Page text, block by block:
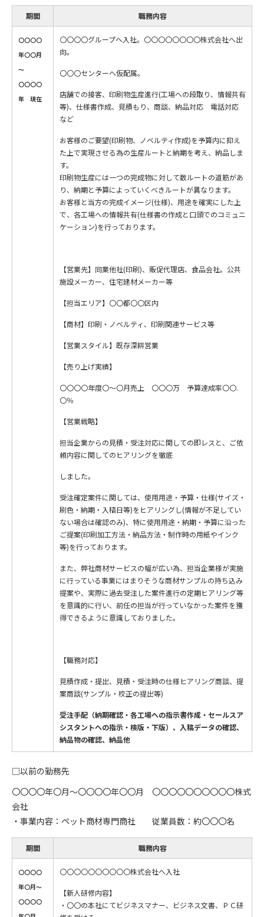
期間 職務内容
〇〇〇〇
年〇〇月
～
〇〇〇〇
年 現在
〇〇〇〇グループへ入社。〇〇〇〇〇〇〇〇株式会社へ出
向。
〇〇〇センターへ仮配属。
店舗での接客、印刷物生産進行(工場への段取り、情報共有
等)、仕様書作成、見積もり、商談、納品対応 電話対応
など
お客様のご要望(印刷物、ノベルティ作成)を予算内に抑え
た上で実現させる為の生産ルートと納期を考え、納品しま
す。
印刷物生産には一つの完成物に対して数ルートの道筋があ
り、納期と予算によっていくべきルートが異なります。
お客様と当方の完成イメージ(仕様)、用途を確実にした上
で、各工場への情報共有(仕様書の作成と口頭でのコミュニ
ケーション)を行っております。
【営業先】同業他社(印刷)、販促代理店、食品会社。公共
施設メーカー、住宅建材メーカー等
【担当エリア】〇〇都〇〇区内
【商材】印刷・ノベルティ、印刷関連サービス等
【営業スタイル】既存深耕営業
【売り上げ実績】
〇〇〇〇年度〇～〇月売上 〇〇〇万 予算達成率〇〇.
〇％
【営業戦略】
担当企業からの見積・受注対応に関しての即レスと、ご依
頼内容に関してのヒアリングを徹底
しました。
受注確定案件に関しては、使用用途・予算・仕様(サイズ・
刷色・納期・入稿日等)をヒアリングし(情報が不足してい
ない場合は確認のみ)、特に使用用途・納期・予算に沿った
ご提案(印刷加工方法・納品方法・制作時の用紙やインク
等)を行っております。
また、弊社商材サービスの幅が広い為、担当企業様が実施
に行っている事業にはまりそうな商材サンプルの持ち込み
提案や、実際に過去受注した案件進行の定期ヒアリング等
を意識的に行い、前任の担当が行っていなかった案件を獲
得できるように意識しておりました。
【職務対応】
見積作成・提出、見積・受注時の仕様ヒアリング商談、提
案商談(サンプル・校正の提出等)
受注手配（納期確認・各工場への指示書作成・セールスア
シスタントへの指示・検版・下版）、入稿データの確認、
納品物の確認、納品他
□以前の勤務先
〇〇〇〇年〇月～〇〇〇〇年〇〇月 〇〇〇〇〇〇〇〇〇〇株式
会社
・事業内容：ペット商材専門商社 従業員数：約〇〇〇名
期間 職務内容
〇〇〇〇
年〇月～
〇〇〇〇
〇〇〇〇〇〇〇〇〇〇株式会社へ入社
【新人研修内容】
・〇〇の本社にてビジネスマナー、ビジネス文書、ＰＣ研